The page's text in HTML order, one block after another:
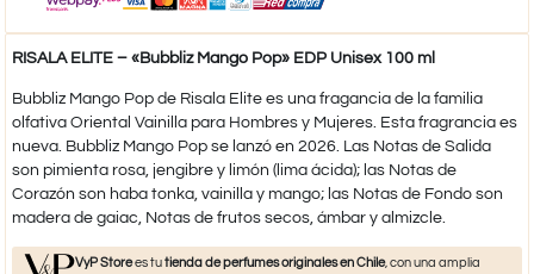
RISALA ELITE – «Bubbliz Mango Pop» EDP Unisex 100 ml
Bubbliz Mango Pop de Risala Elite es una fragancia de la familia
olfativa Oriental Vainilla para Hombres y Mujeres. Esta fragrancia es
nueva. Bubbliz Mango Pop se lanzó en 2026. Las Notas de Salida
son pimienta rosa, jengibre y limón (lima ácida); las Notas de
Corazón son haba tonka, vainilla y mango; las Notas de Fondo son
madera de gaiac, Notas de frutos secos, ámbar y almizcle.
VyP Storees tutienda de perfumes originales en Chile, con una amplia